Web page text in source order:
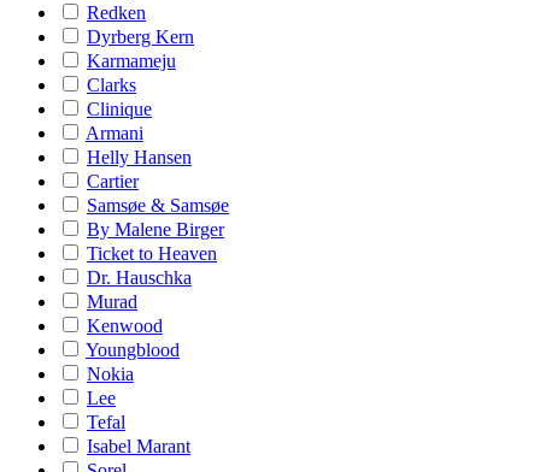
Redken
Dyrberg Kern
Karmameju
Clarks
Clinique
Armani
Helly Hansen
Cartier
Samsøe & Samsøe
By Malene Birger
Ticket to Heaven
Dr. Hauschka
Murad
Kenwood
Youngblood
Nokia
Lee
Tefal
Isabel Marant